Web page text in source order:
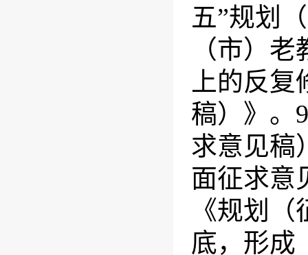
五”规划
（市）
上的反
稿）》。 9
求意见稿
面征求意
《规划
底，形成